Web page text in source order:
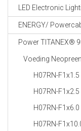
LED Electronic
ENERGY/
Power TITANEX®
Voeding
H07RN-F1x1.5
H07RN-F1x2.5
H07RN-F1x6.0
H07RN-